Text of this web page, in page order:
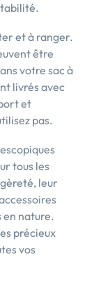
et à ranger.
être
votre sac à
livrés avec
et
pas.
tous les
leur
en nature.
précieux
vos